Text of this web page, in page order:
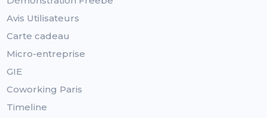
Avis Utilisateurs
Carte cadeau
Micro-entreprise
GIE
Coworking Paris
Timeline